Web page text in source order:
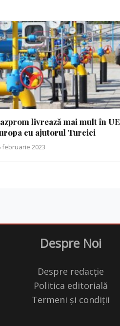
livrează mai mult în UE
cu ajutorul Turciei
februarie 2023
Despre Noi
Despre redacție
Politica editorială
Termeni și condiții